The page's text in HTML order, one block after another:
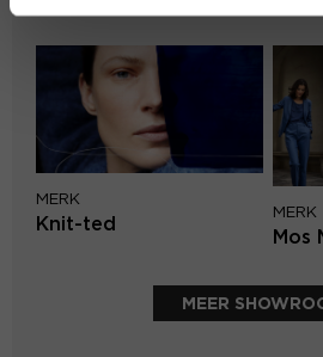
MERK
Knit-ted
MERK
Mos
MEER